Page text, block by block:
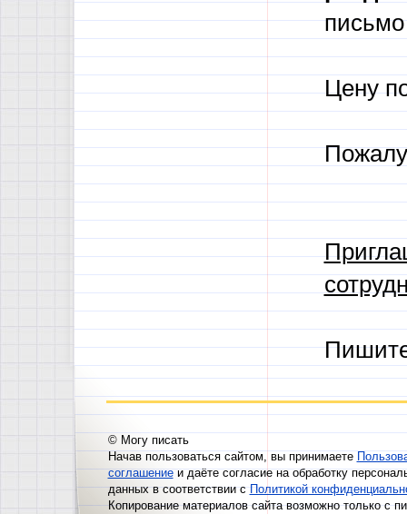
письмо
Цену
© Могу писать
Начав пользоваться сайтом, вы принимаете
соглашениеи даёте согласие на обработку
данных в соответствии сПолитикой
Копирование материалов сайта возможно только с